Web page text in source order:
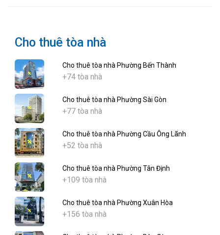
Cho thuê tòa nhà
Cho thuê tòa nhà Phường Bến Thành
+74 tòa nhà
Cho thuê tòa nhà Phường Sài Gòn
+77 tòa nhà
Cho thuê tòa nhà Phường Cầu Ông Lãnh
+52 tòa nhà
Cho thuê tòa nhà Phường Tân Định
+109 tòa nhà
Cho thuê tòa nhà Phường Xuân Hòa
+156 tòa nhà